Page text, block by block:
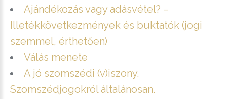
Ajándékozás vagy adásvétel? –
Illetékkövetkezmények és buktatók (jogi
szemmel, érthetően)
Válás menete
A jó szomszédi (v)iszony.
Szomszédjogokról általánosan.